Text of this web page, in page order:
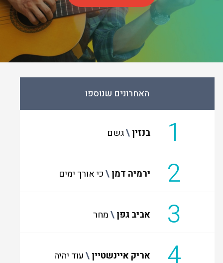
האחרונים שנוספו
גשם
ירמיה דמן כי אורך ימים
אביב גפן מחר
אריק איינשטיין עוד יהיה